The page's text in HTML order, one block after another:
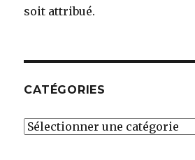
soit attribué.
CATÉGORIES
Catégories